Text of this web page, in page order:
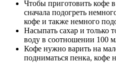
Чтобы приготовить кофе
сначала подогреть
кофе и также немного
Насыпать сахар и только
воду в соотношении 100
Кофе нужно варить на
подниматься пенка, кофе